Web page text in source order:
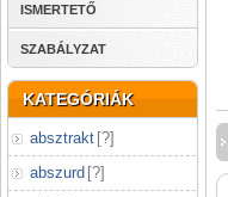
ISMERTETŐ
SZABÁLYZAT
KATEGÓRIÁK
absztrakt [?]
abszurd [?]